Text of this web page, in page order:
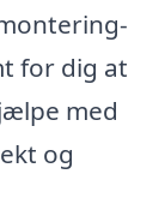
for dig at
med
og